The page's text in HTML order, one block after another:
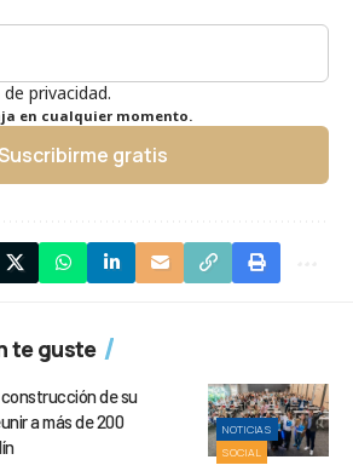
privacidad.
en cualquier momento.
gratis
te guste
NOTICIAS
SOCIAL
de su
a más de 200